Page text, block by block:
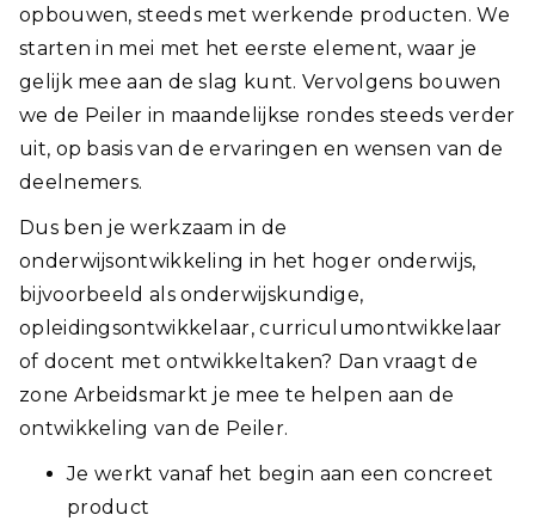
opbouwen, steeds met werkende producten. We
starten in mei met het eerste element, waar je
gelijk mee aan de slag kunt. Vervolgens bouwen
we de Peiler in maandelijkse rondes steeds verder
uit, op basis van de ervaringen en wensen van de
deelnemers.
Dus ben je werkzaam in de
onderwijsontwikkeling in het hoger onderwijs,
bijvoorbeeld als onderwijskundige,
opleidingsontwikkelaar, curriculumontwikkelaar
of docent met ontwikkeltaken? Dan vraagt de
zone Arbeidsmarkt je mee te helpen aan de
ontwikkeling van de Peiler.
Je werkt vanaf het begin aan een concreet
product